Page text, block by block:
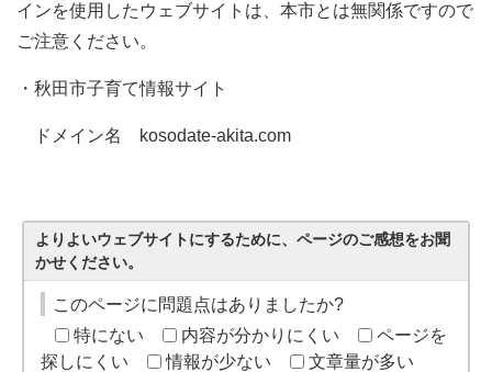
インを使用したウェブサイトは、本市とは無関係ですので
ご注意ください。
・秋田市子育て情報サイト
ドメイン名 kosodate-akita.com
よりよいウェブサイトにするために、ページのご感想をお聞
かせください。
このページに問題点はありましたか?
特にない
内容が分かりにくい
ページを
探しにくい
情報が少ない 文章量が多い